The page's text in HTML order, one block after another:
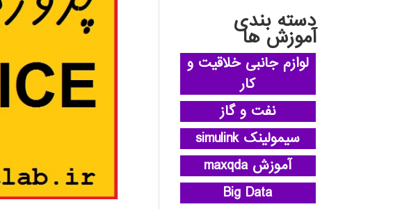
دسته بندی
آموزش ها
لوازم جانبی خلاقیت و
کار
نفت و گاز
سیمولینک simulink
آموزش maxqda
Big Data